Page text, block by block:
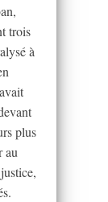
trois
à
plus
au